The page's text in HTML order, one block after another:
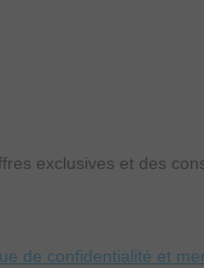
exclusives et des
de confidentialité et